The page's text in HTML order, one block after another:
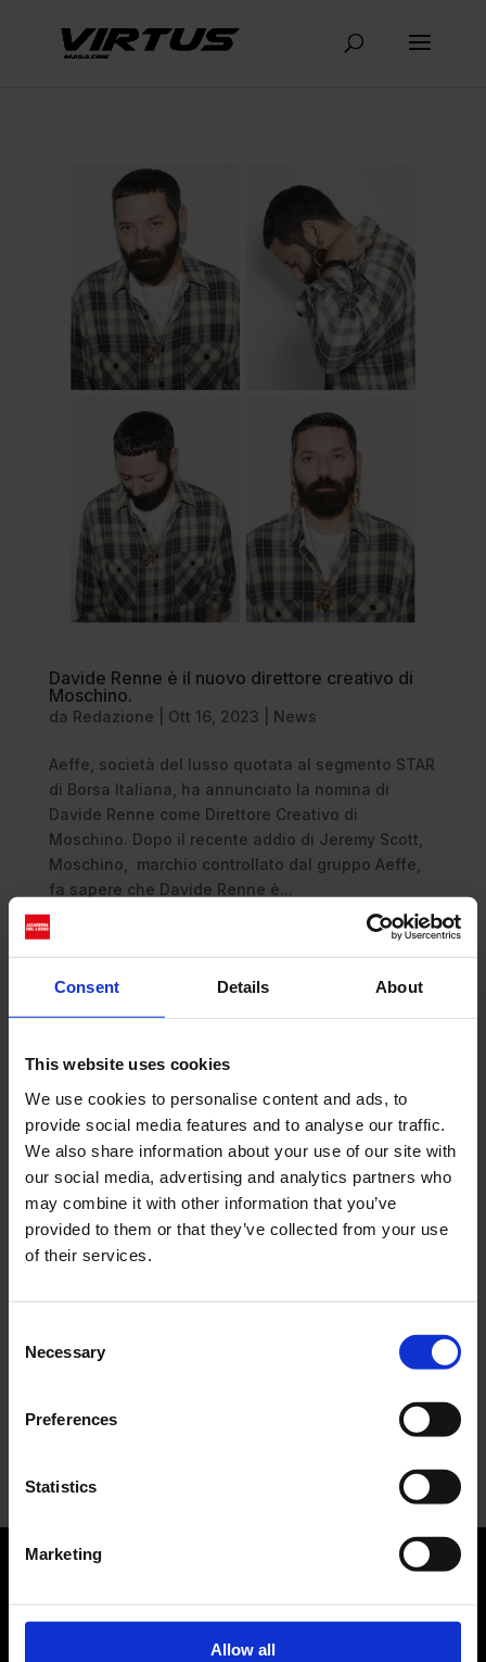
Consent Details About
This website uses cookies
We use cookies to personalise content and ads, to
provide social media features and to analyse our traffic.
We also share information about your use of our site with
our social media, advertising and analytics partners who
may combine it with other information that you’ve
provided to them or that they’ve collected from your use
of their services.
Selection
Necessary
Preferences
Statistics
Marketing
Allow all
Davide Renne è il nuovo direttore creativo di
Moschino.
da Redazione Ott 16, 2023 News
Aeffe, società del lusso quotata al segmento STAR
di Borsa Italiana, ha annunciato la nomina di
Davide Renne come Direttore Creativo di
Moschino. Dopo il recente addio di Jeremy Scott,
Moschino, marchio controllato dal gruppo Aeffe,
fa sapere che Davide Renne è...
Dolce Vita Riviera
Le donne omeriche e l’eterna resistenza: il
coraggio di chi persiste all’ombra degli eroi
Slayyyter e il sogno decadente della provincia
americana: chi è la nuova anti-diva della musica
elettro-pop
ASICS SportStyle e Little Tokyo Table Tennis: la
L’universo crepuscolare di Miu Miu: Hailey Bieber e
campagna FW 2026
Recent Comments
ABOUT US